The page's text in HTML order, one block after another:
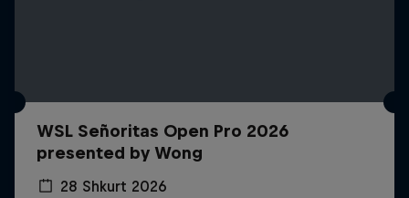
WSL Señoritas Open Pro 2026
presented by Wong
28 Shkurt 2026